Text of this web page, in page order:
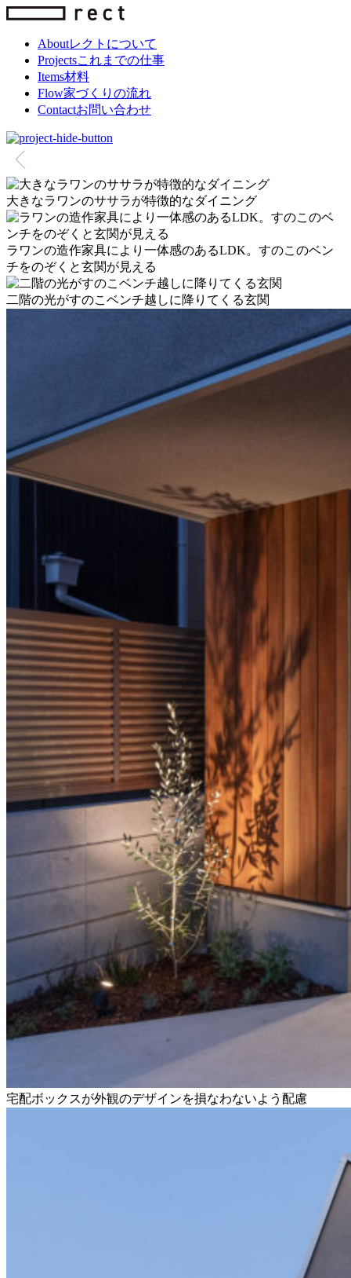
Aboutレクトについて
Projectsこれまでの仕事
Items材料
Flow家づくりの流れ
Contactお問い合わせ
大きなラワンのササラが特徴的なダイニング
ラワンの造作家具により一体感のあるLDK。すのこのベン
チをのぞくと玄関が見える
二階の光がすのこベンチ越しに降りてくる玄関
宅配ボックスが外観のデザインを損なわないよう配慮